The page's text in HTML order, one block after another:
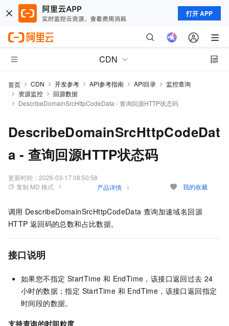
打开 APP
CDN
首页 CDN 开发参考 API参考指南 API目录
监控查询
资源监控
回源数据
DescribeDomainSrcHttpCodeData - 查询回源HTTP状态码
DescribeDomainSrcHttpCodeDat
a - 查询回源HTTP状态码
更新时间： 2026-03-17 08:50:58
复制 MD 格式
产品详情 我的收藏
调用 DescribeDomainSrcHttpCodeData 查询加速域名回源
HTTP 返回码的总数和占比数据。
接口说明
如果您不指定 StartTime 和 EndTime，该接口返回过去 24
小时的数据；指定 StartTime 和 EndTime，该接口返回指定
时间段的数据。
支持查询的时间粒度